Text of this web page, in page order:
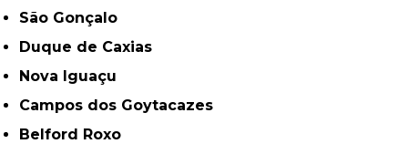
São Gonçalo
Duque de Caxias
Nova Iguaçu
Campos dos Goytacazes
Belford Roxo